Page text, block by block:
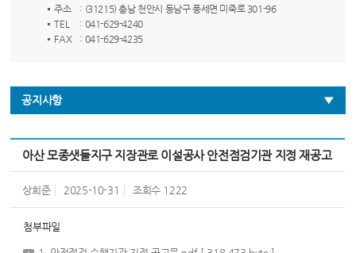
주소
: (31215) 충남 천안시 동남구 풍세면 미죽로 301-96
TEL
: 041-629-4240
FAX
: 041-629-4235
공지사항
아산 모종샛들지구 지장관로 이설공사 안전점검기관 지정 재공고
상희준 2025-10-31 조회수 1222
첨부파일